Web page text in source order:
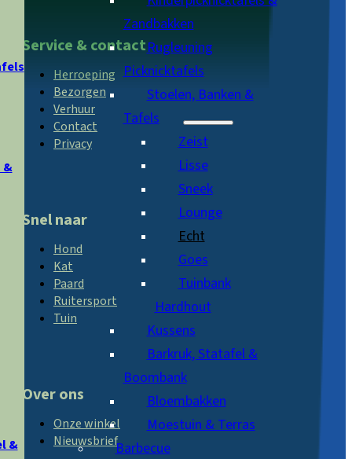
&
&
Zandbakken
Rugleuning
Picknicktafels
Stoelen, Banken &
Tafels
Zeist
Lisse
Sneek
Lounge
Echt
Goes
Tuinbank
Hardhout
Kussens
Barkruk, Statafel &
Boombank
Bloembakken
Moestuin & Terras
Barbecue
Service & contact
Herroeping
Bezorgen
Verhuur
Contact
Privacy
Snel naar
Hond
Kat
Paard
Ruitersport
Tuin
Over ons
Onze winkel
Nieuwsbrief